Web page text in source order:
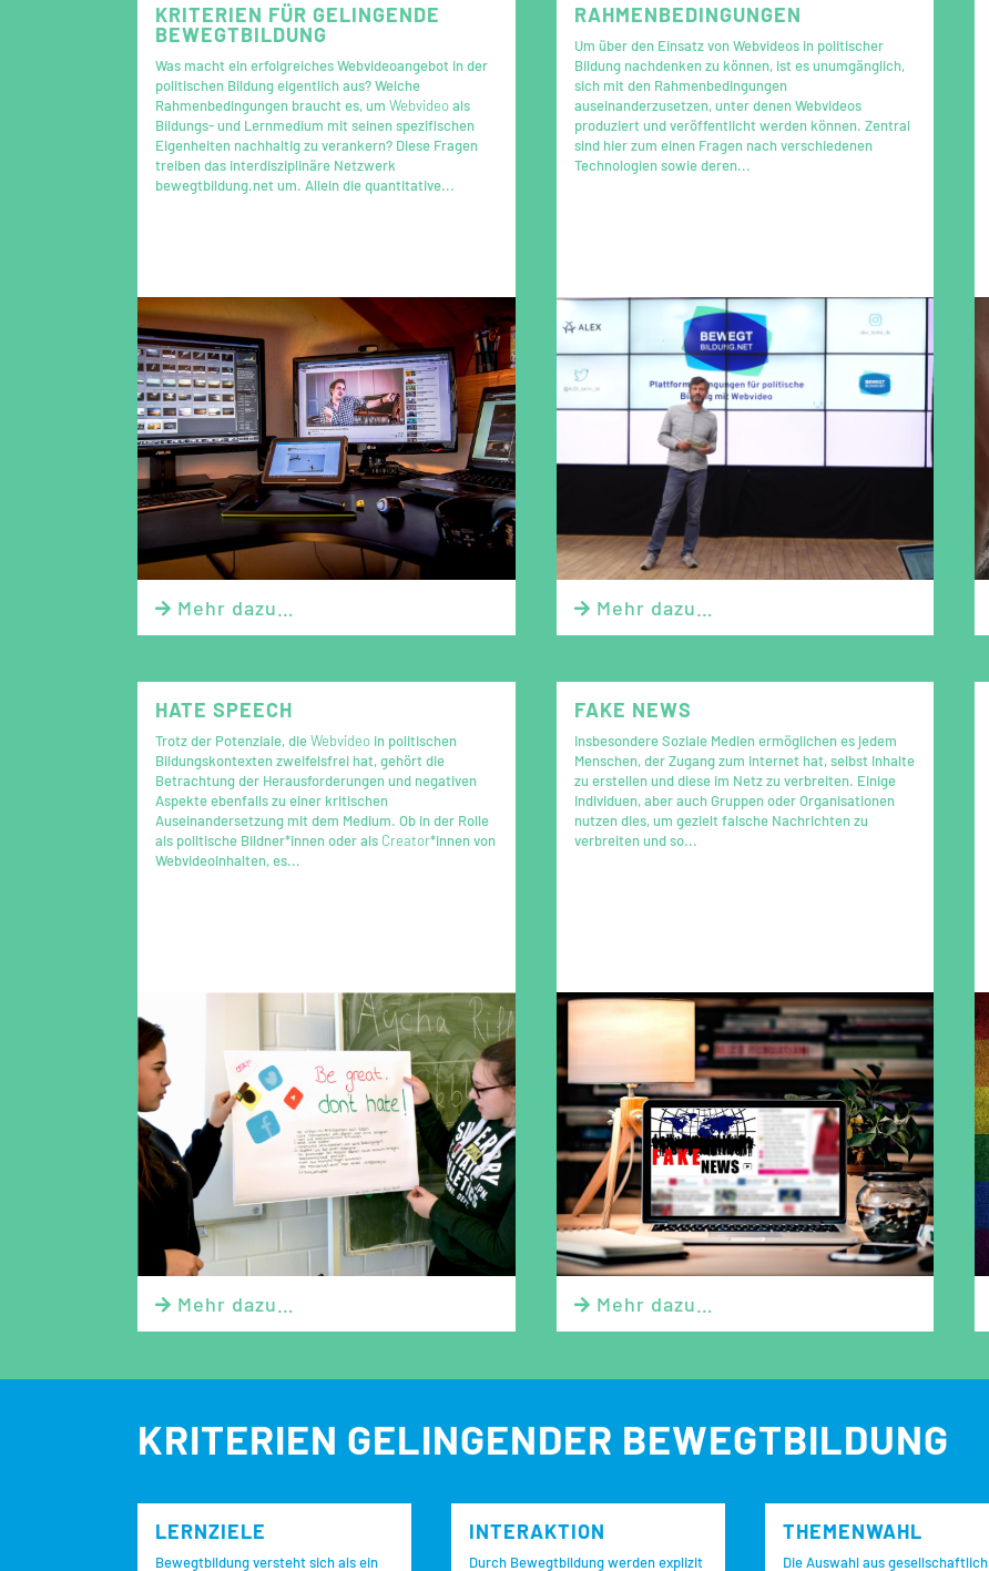
KRITERIEN FÜR GELINGENDE
BEWEGTBILDUNG
Was macht ein erfolgreiches Webvideoangebot in der
politischen Bildung eigentlich aus? Welche
Rahmenbedingungen braucht es, um Webvideoals
Bildungs- und Lernmedium mit seinen spezifischen
Eigenheiten nachhaltig zu verankern? Diese Fragen
treiben das interdisziplinäre Netzwerk
bewegtbildung.net um. Allein die quantitative...
 Mehr dazu…
RAHMENBEDINGUNGEN
Um über den Einsatz von Webvideos in politischer
Bildung nachdenken zu können, ist es unumgänglich,
sich mit den Rahmenbedingungen
auseinanderzusetzen, unter denen Webvideos
produziert und veröffentlicht werden können. Zentral
sind hier zum einen Fragen nach verschiedenen
Technologien sowie deren...
 Mehr dazu…
HATE SPEECH
Trotz der Potenziale, dieWebvideo in politischen
Bildungskontexten zweifelsfrei hat, gehört die
Betrachtung der Herausforderungen und negativen
Aspekte ebenfalls zu einer kritischen
Auseinandersetzung mit dem Medium. Ob in der Rolle
als politische Bildner*innen oder als Creator*innen von
Webvideoinhalten, es...
 Mehr dazu…
FAKE NEWS
Insbesondere Soziale Medien ermöglichen es jedem
Menschen, der Zugang zum Internet hat, selbst Inhalte
zu erstellen und diese im Netz zu verbreiten. Einige
Individuen, aber auch Gruppen oder Organisationen
nutzen dies, um gezielt falsche Nachrichten zu
verbreiten und so...
 Mehr dazu…
KRITERIEN GELINGENDER BEWEGTBILDUNG
LERNZIELE
Bewegtbildung versteht sich als ein
INTERAKTION
Durch Bewegtbildung werden explizit
THEMENWAHL
Die Auswahl aus gesellschaftlich